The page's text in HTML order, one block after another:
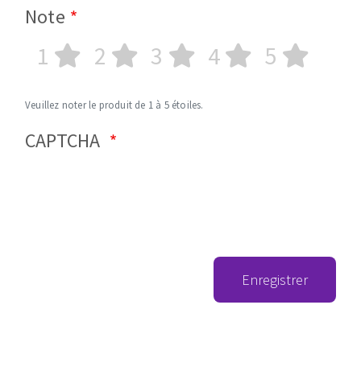
Note
1 2 3 4 5
Veuillez noter le produit de 1 à 5 étoiles.
CAPTCHA
Enregistrer